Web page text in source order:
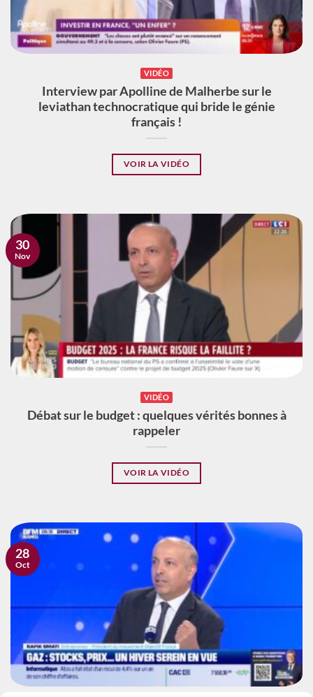
VIDÉO
Interview par Apolline de Malherbe sur le
leviathan technocratique qui bride le génie
français !
VOIR LA VIDÉO
VIDÉO
Débat sur le budget : quelques vérités bonnes à
rappeler
VOIR LA VIDÉO
30
Nov
28
Oct